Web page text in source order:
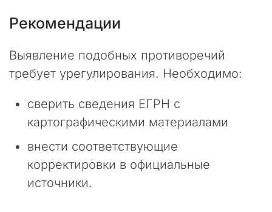
Рекомендации
Выявление подобных противоречий
требует урегулирования. Необходимо:
сверить сведения ЕГРН с
картографическими материалами
внести соответствующие
корректировки в официальные
источники.
р
у
л
р
ы
м
п
л